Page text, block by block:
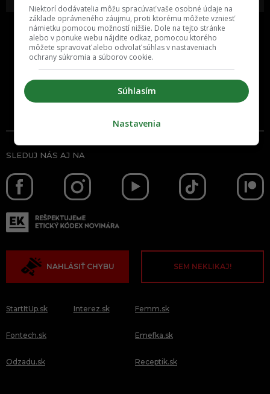
Inzercia Cenník
SLEDUJ NÁS AJ NA
NAHLÁSIŤ CHYBU SEM NEKLIKAJ!
StartItUp.sk
Fontech.sk
Odzadu.sk
Interez.sk Femm.sk
Emefka.sk
Receptik.sk
Niektorí dodávatelia môžu spracúvať vaše osobné údaje na
základe oprávneného záujmu, proti ktorému môžete vzniesť
námietku pomocou možností nižšie. Dole na tejto stránke
alebo v ponuke webu nájdite odkaz, pomocou ktorého
môžete spravovať alebo odvolať súhlas v nastaveniach
ochrany súkromia a súborov cookie.
Súhlasím
Nastavenia